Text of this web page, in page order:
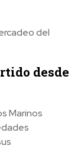
del
desde
Marinos